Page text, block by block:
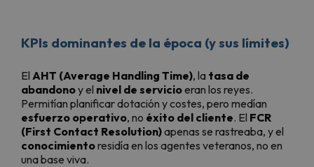
KPIs dominantes de la época (y sus límites)
El AHT (Average Handling Time), la tasa de
abandonoy el nivel de servicioeran los reyes.
Permitían planificar dotación y costes, pero medían
esfuerzo operativo, no éxito del cliente. El FCR
(First Contact Resolution)apenas se rastreaba, y el
conocimientoresidía en los agentes veteranos, no en
una base viva.